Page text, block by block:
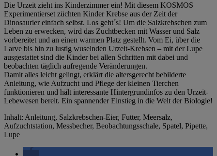
Die Urzeit zieht ins Kinderzimmer ein! Mit diesem KOSMOS
Experimentierset züchten Kinder Krebse aus der Zeit der
Dinosaurier einfach selbst. Los geht´s! Um die Salzkrebschen zum
Leben zu erwecken, wird das Zuchtbecken mit Wasser und Salz
vorbereitet und an einen warmen Platz gestellt. Vom Ei, über die
Larve bis hin zu lustig wuselnden Urzeit-Krebsen – mit der Lupe
ausgestattet sind die Kinder bei allen Schritten mit dabei und
beobachten täglich aufregende Veränderungen.
Damit alles leicht gelingt, erklärt die altersgerecht bebilderte
Anleitung, wie Aufzucht und Pflege der kleinen Tierchen
funktionieren und hält interessante Hintergrundinfos zu den Urzeit-
Lebewesen bereit. Ein spannender Einstieg in die Welt der Biologie!
Inhalt: Anleitung, Salzkrebschen-Eier, Futter, Meersalz,
Aufzuchtstation, Messbecher, Beobachtungsschale, Spatel, Pipette,
Lupe